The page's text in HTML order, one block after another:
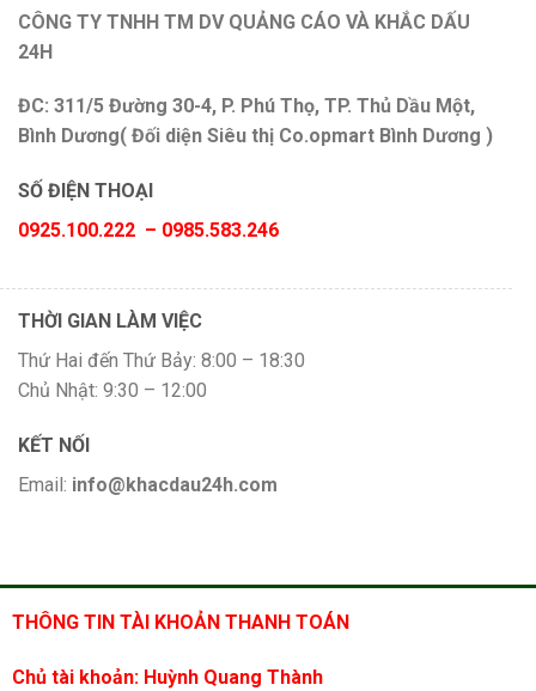
CÔNG TY TNHH TM DV QUẢNG CÁO VÀ KHẮC DẤU
24H
ĐC: 311/5 Đường 30-4, P. Phú Thọ, TP. Thủ Dầu Một,
Bình Dương( Đối diện Siêu thị Co.opmart Bình Dương )
SỐ ĐIỆN THOẠI
0925.100.222 – 0985.583.246
THỜI GIAN LÀM VIỆC
Thứ Hai đến Thứ Bảy: 8:00 – 18:30
Chủ Nhật: 9:30 – 12:00
KẾT NỐI
Email: info@khacdau24h.com
THÔNG TIN TÀI KHOẢN THANH TOÁN
Chủ tài khoản: Huỳnh Quang Thành